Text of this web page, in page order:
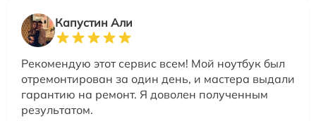
Капустин Али
Рекомендую этот сервис всем! Мой ноутбук был
отремонтирован за один день, и мастера выдали
гарантию на ремонт. Я доволен полученным
результатом.